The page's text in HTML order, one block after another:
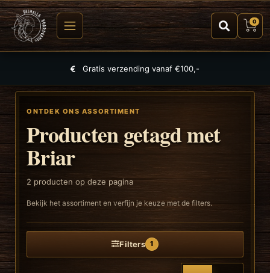
0
Gratis verzending vanaf €100,-
ONTDEK ONS ASSORTIMENT
Producten getagd met
Briar
2 producten op deze pagina
Bekijk het assortiment en verfijn je keuze met de filters.
Filters 1